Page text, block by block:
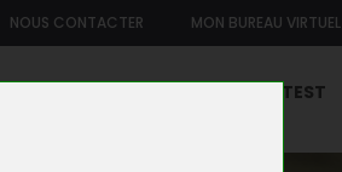
NOUS CONTACTER MON BUREAU VIRTUEL
FONCTION TEST